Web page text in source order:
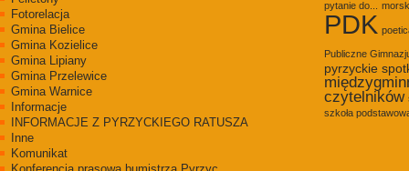
Fotorelacja
Gmina Bielice
Gmina Kozielice
Gmina Lipiany
Gmina Przelewice
Gmina Warnice
Informacje
INFORMACJE Z PYRZYCKIEGO RATUSZA
Inne
Komunikat
Konferencja prasowa bumistrza Pyrzyc
pytanie do...
PDK
Publiczne
pyrzyckie
czytelników
szkoła